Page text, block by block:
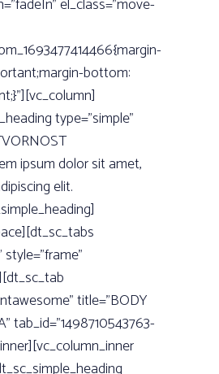
el_class=”move-
bottom:
type=”simple”
ipsum dolor sit amet,
elit.
title=”BODY
tab_id=”1498710543763-